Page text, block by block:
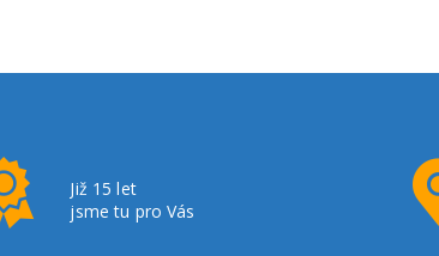
Již 15 let
jsme tu pro Vás